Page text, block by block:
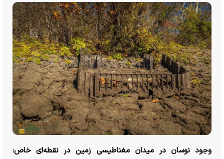
وجود نوسان در میدان مغناطیسی زمین در نقطه‌ای خاص: